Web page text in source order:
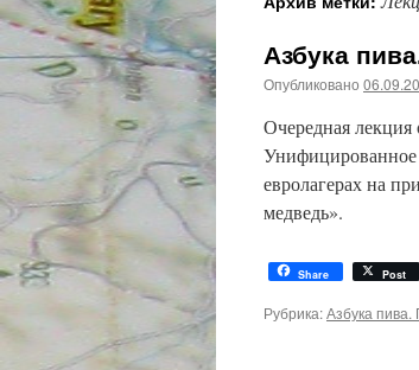
Азбука
Опубликовано
Очередная
евролагерах на
медведь».
Share Post
Рубрика:Азбука